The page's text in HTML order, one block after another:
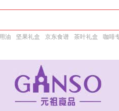
油 坚果礼盒 京东食谱 茶叶礼盒 咖啡